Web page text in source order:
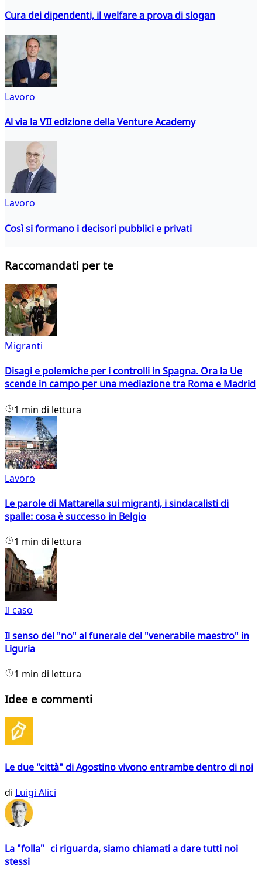
Cura dei dipendenti, il welfare a prova di slogan
Lavoro
Al via la VII edizione della Venture Academy
Lavoro
Così si formano i decisori pubblici e privati
Raccomandati per te
Migranti
Disagi e polemiche per i controlli in Spagna. Ora la Ue
scende in campo per una mediazione tra Roma e Madrid
1 min di lettura
Lavoro
Le parole di Mattarella sui migranti, i sindacalisti di
spalle: cosa è successo in Belgio
1 min di lettura
Il caso
Il senso del "no" al funerale del "venerabile maestro" in
Liguria
1 min di lettura
Idee e commenti
Le due "città" di Agostino vivono entrambe dentro di noi
di Luigi Alici
La "folla" ci riguarda, siamo chiamati a dare tutti noi
stessi